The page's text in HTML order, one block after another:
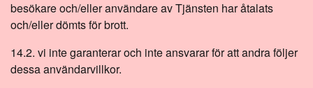
besökare och/eller användare av Tjänsten har åtalats
och/eller dömts för brott.
14.2. vi inte garanterar och inte ansvarar för att andra följer
dessa användarvillkor.